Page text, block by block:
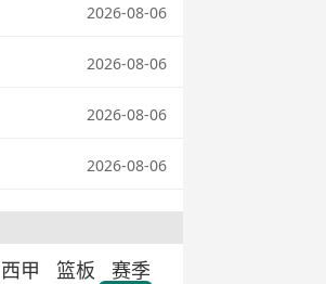
2026-08-06
2026-08-06
2026-08-06
2026-08-06
西甲 篮板
赛季